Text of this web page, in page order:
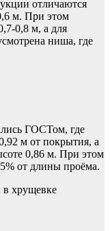
отличаются
м. При этом
0,8 м, а для
ниша, где
ГОСТом, где
м от покрытия, а
0,86 м. При этом
от длины проёма.